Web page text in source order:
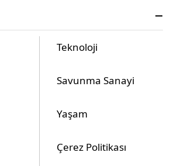
Teknoloji
Savunma Sanayi
Yaşam
Çerez Politikası